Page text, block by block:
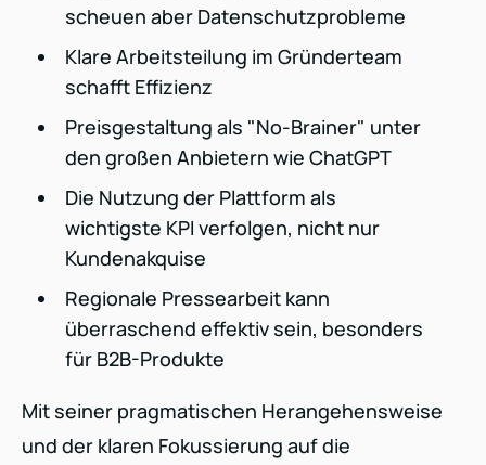
scheuen aber Datenschutzprobleme
Klare Arbeitsteilung im Gründerteam
schafft Effizienz
Preisgestaltung als "No-Brainer" unter
den großen Anbietern wie ChatGPT
Die Nutzung der Plattform als
wichtigste KPI verfolgen, nicht nur
Kundenakquise
Regionale Pressearbeit kann
überraschend effektiv sein, besonders
für B2B-Produkte
Mit seiner pragmatischen Herangehensweise
und der klaren Fokussierung auf die